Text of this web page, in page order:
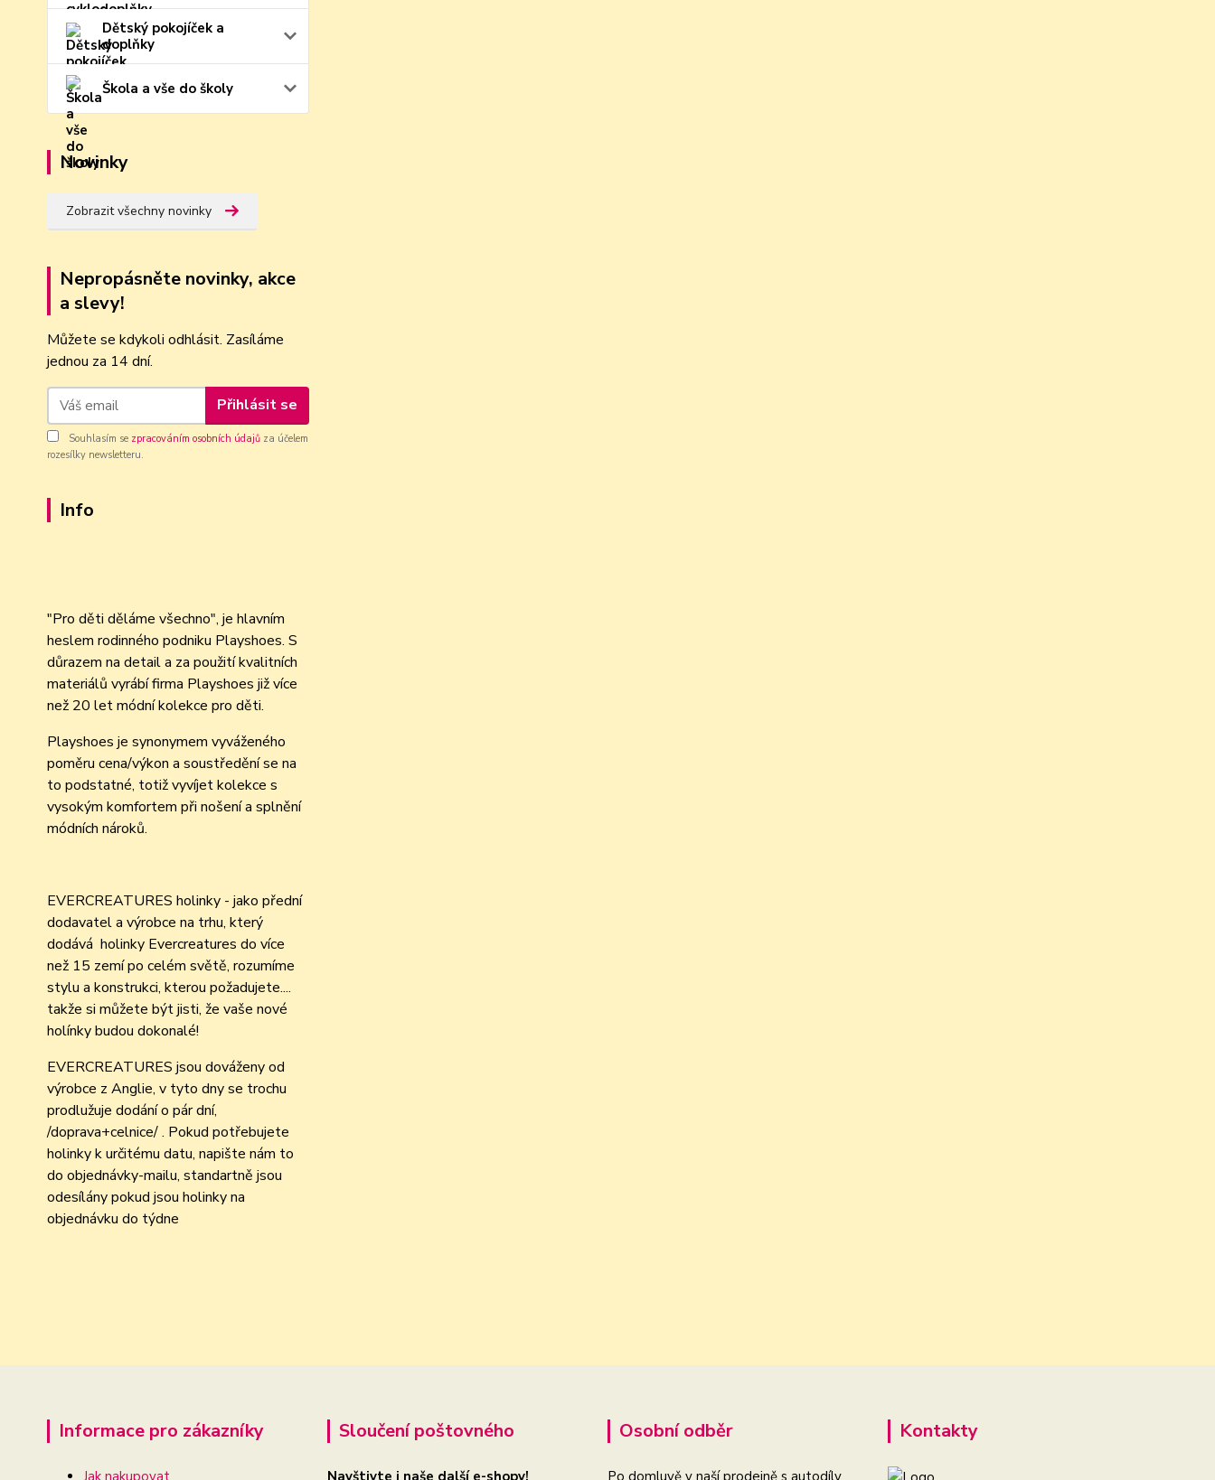
Dětský pokojíček a
doplňky
Škola a vše do školy
Novinky
Zobrazit všechny novinky
Nepropásněte novinky, akce
a slevy!
Můžete se kdykoli odhlásit. Zasíláme
jednou za 14 dní.
Přihlásit se
Souhlasím se zpracováním osobních údajů za účelem
rozesílky newsletteru.
Info
"Pro děti děláme všechno", je hlavním
heslem rodinného podniku Playshoes. S
důrazem na detail a za použití kvalitních
materiálů vyrábí firma Playshoes již více
než 20 let módní kolekce pro děti.
Playshoes je synonymem vyváženého
poměru cena/výkon a soustředění se na
to podstatné, totiž vyvíjet kolekce s
vysokým komfortem při nošení a splnění
módních nároků.
EVERCREATURES holinky - jako přední
dodavatel a výrobce na trhu, který
dodává holinky Evercreatures do více
než 15 zemí po celém světě, rozumíme
stylu a konstrukci, kterou požadujete....
takže si můžete být jisti, že vaše nové
holínky budou dokonalé!
EVERCREATURES jsou dováženy od
výrobce z Anglie, v tyto dny se trochu
prodlužuje dodání o pár dní,
/doprava+celnice/ . Pokud potřebujete
holinky k určitému datu, napište nám to
do objednávky-mailu, standartně jsou
odesílány pokud jsou holinky na
objednávku do týdne
Informace pro zákazníky
Jak nakupovat
Sloučení poštovného
Navštivte i naše další e-shopy!
Osobní odběr
Po domluvě v naší prodejně s autodíly
Kontakty